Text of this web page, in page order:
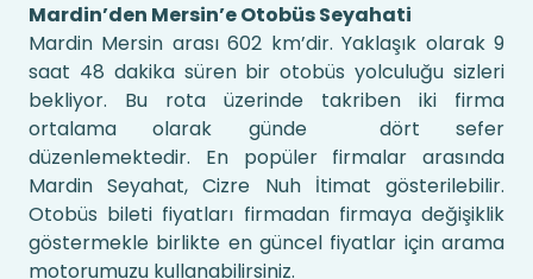
Mardin’den Mersin’e Otobüs Seyahati
Mardin Mersin arası 602 km’dir. Yaklaşık olarak 9
saat 48 dakika süren bir otobüs yolculuğu sizleri
bekliyor. Bu rota üzerinde takriben iki firma
ortalama olarak günde dört sefer
düzenlemektedir. En popüler firmalar arasında
Mardin Seyahat, Cizre Nuh İtimat gösterilebilir.
Otobüs bileti fiyatları firmadan firmaya değişiklik
göstermekle birlikte en güncel fiyatlar için arama
motorumuzu kullanabilirsiniz.